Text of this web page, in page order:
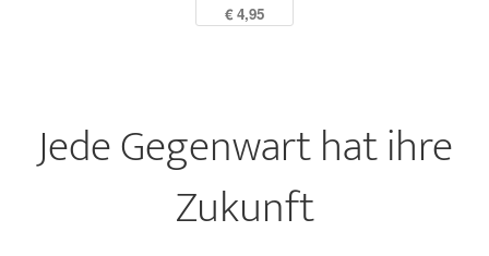
€ 4,95
Jede Gegenwart hat ihre
Zukunft